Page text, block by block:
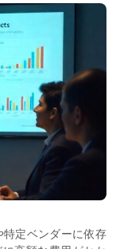
特定ベンダーに依存